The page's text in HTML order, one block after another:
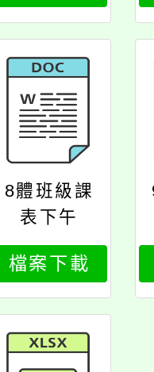
8體班級課
表下午
檔案下載